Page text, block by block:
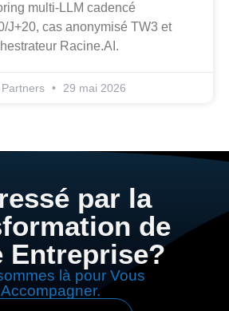
multi-LLM cadencé
J+20, cas anonymisé TW3 et
Racine.AI.
29 mai 2026
par la
de
Entreprise?
là pour Vous
Accompagner.